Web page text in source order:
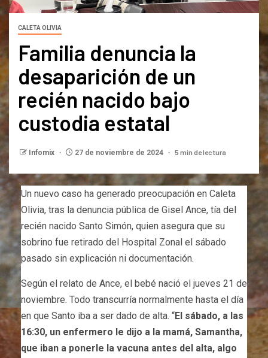
CALETA OLIVIA
Familia denuncia la
desaparición de un
recién nacido bajo
custodia estatal
Infomix 27 de noviembre de 2024 5 min de lectura
Un nuevo caso ha generado preocupación en Caleta
Olivia, tras la denuncia pública de Gisel Ance, tía del
recién nacido Santo Simón, quien asegura que su
sobrino fue retirado del Hospital Zonal el sábado
pasado sin explicación ni documentación.
Según el relato de Ance, el bebé nació el jueves 21 de
noviembre. Todo transcurría normalmente hasta el día
en que Santo iba a ser dado de alta. “El sábado, a las
16:30, un enfermero le dijo a la mamá, Samantha,
que iban a ponerle la vacuna antes del alta, algo